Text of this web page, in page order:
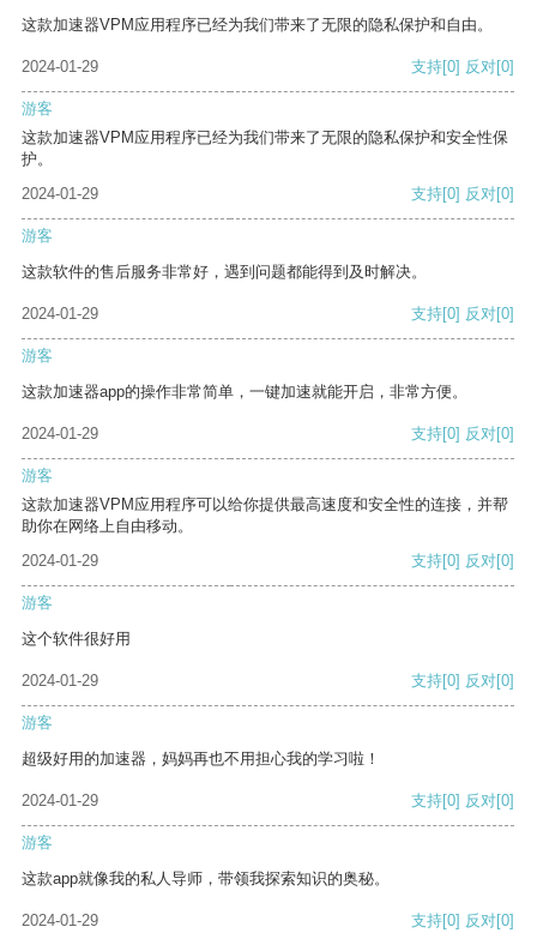
这款加速器VPM应用程序已经为我们带来了无限的隐私保护和自由。
2024-01-29 支持[0] 反对[0]
游客
这款加速器VPM应用程序已经为我们带来了无限的隐私保护和安全性保
护。
2024-01-29
支持[0] 反对[0]
游客
这款软件的售后服务非常好，遇到问题都能得到及时解决。
2024-01-29 支持[0] 反对[0]
游客
这款加速器app的操作非常简单，一键加速就能开启，非常方便。
2024-01-29 支持[0] 反对[0]
游客
这款加速器VPM应用程序可以给你提供最高速度和安全性的连接，并帮
助你在网络上自由移动。
2024-01-29
支持[0] 反对[0]
游客
这个软件很好用
2024-01-29 支持[0] 反对[0]
游客
超级好用的加速器，妈妈再也不用担心我的学习啦！
2024-01-29 支持[0] 反对[0]
游客
这款app就像我的私人导师，带领我探索知识的奥秘。
2024-01-29 支持[0] 反对[0]